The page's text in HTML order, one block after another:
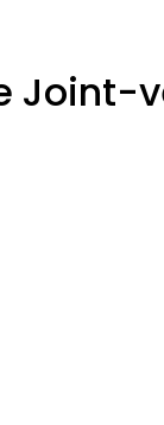
Joint-